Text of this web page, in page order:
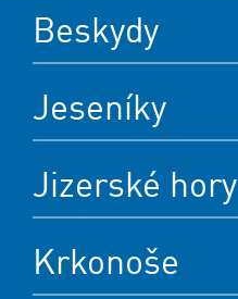
Beskydy
Jeseníky
Jizerské hory
Krkonoše